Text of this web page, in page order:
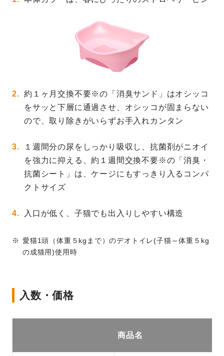
約１ヶ月交換不要※の「消臭サンド」はオシッコ
をサッと下層に通過させ、オシッコが固まらない
ので、取り除きがいらずお手入れカンタン
１週間分の尿をしっかり吸収し、抗菌剤がニオイ
を強力に抑える、約１週間交換不要※の「消臭・
抗菌シート」は、ケージにもすっきり入るコンパ
クトサイズ
入口が低く、子猫でも出入りしやすい構造
愛猫1頭（体重５kgまで）のデオトイレ(子猫～体重５kg
の成猫用)使用時
入数・価格
商品名